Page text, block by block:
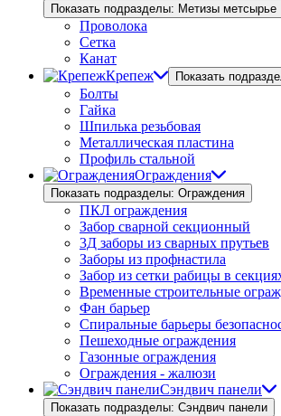
Показать подразделы: Метизы метсырье
Проволока
Сетка
Канат
Крепеж
Показать
Болты
Гайка
Шпилька резьбовая
Металлическая пластина
Профиль стальной
Ограждения
Показать подразделы: Ограждения
ПКЛ ограждения
Забор сварной секционный
3Д заборы из сварных прутьев
Заборы из профнастила
Забор из сетки рабицы в
Временные строительные
Фан барьер
Спиральные барьеры
Пешеходные ограждения
Газонные ограждения
Ограждения - жалюзи
Сэндвич панели
Показать подразделы: Сэндвич панели